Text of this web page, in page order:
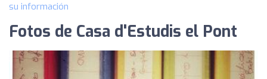
su información
Fotos de Casa d'Estudis el Pont